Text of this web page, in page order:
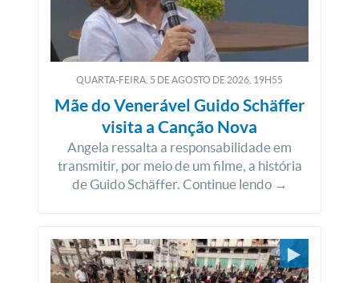
QUARTA-FEIRA, 5 DEAGOSTO DE 2026, 19H55
Mãe do Venerável Guido Schäffer
visita a Canção Nova
Angela ressalta a responsabilidade em
transmitir, por meio de um filme, a história
de Guido Schäffer. Continue lendo →